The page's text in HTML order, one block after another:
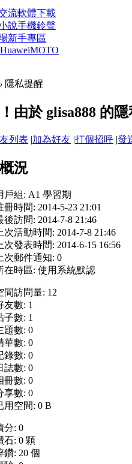
流軟體下載
說手機鈴聲
新手專區
HuaweiMOTO
› 隱私提醒
由於 glisa888 的
列表 |加為好友 |打個招呼 |發
況
戶組: A1 學習期
冊時間: 2014-5-23 21:01
後訪問: 2014-7-8 21:46
次活動時間: 2014-7-8 21:46
次發表時間: 2014-6-15 16:56
次郵件通知: 0
在時區: 使用系統默認
間訪問量: 12
友數: 1
子數: 1
題數: 0
華數: 0
錄數: 0
誌數: 0
冊數: 0
享數: 0
用空間: 0 B
分: 0
石: 0 顆
鑽: 20 個